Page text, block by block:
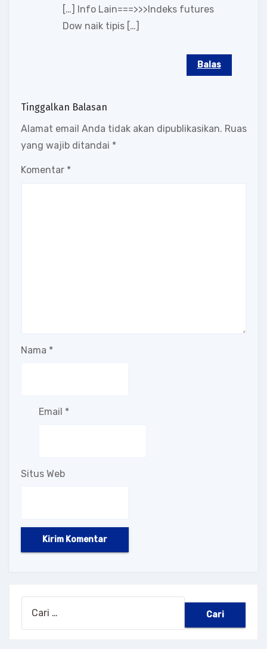
[…] Info Lain===>>>Indeks futures
Dow naik tipis […]
Balas
Tinggalkan Balasan
Alamat email Anda tidak akan dipublikasikan. Ruas
yang wajib ditandai *
Komentar *
Nama *
Email *
Situs Web